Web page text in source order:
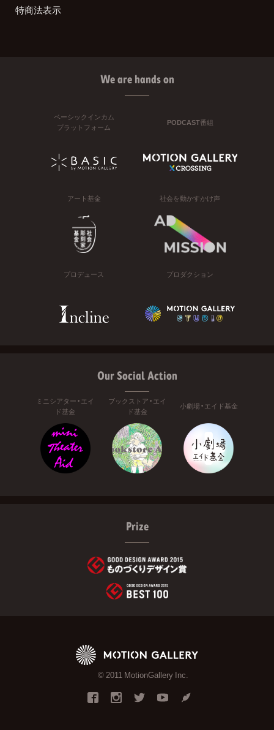
特商法表示
We are hands on
ベーシックインカム
プラットフォーム
PODCAST番組
アート基金 社会を動かすかけ声
プロデュース プロダクション
Our Social Action
ミニシアター・エイ
ド基金
ブックストア・エイ
ド基金
小劇場・エイド基金
Prize
© 2011 MotionGallery Inc.